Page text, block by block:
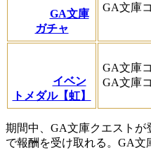
GA文庫
ガチャ
GA文庫
イベン
トメダル【虹】
GA文庫
GA文庫
期間中、GA文庫クエストが
で報酬を受け取れる。GA文